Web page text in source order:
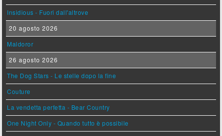
Insidious - Fuori dall'altrove
20 agosto 2026
Maldoror
26 agosto 2026
The Dog Stars - Le stelle dopo la fine
Couture
La vendetta perfetta - Bear Country
One Night Only - Quando tutto è possibile